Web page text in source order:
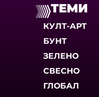
ТЕМИ
КУЛТ-АРТ
БУНТ
ЗЕЛЕНО
СВЕСНО
ГЛОБАЛ